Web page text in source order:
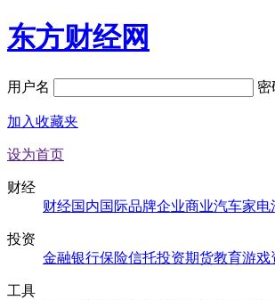
东方财经网
用户名 密
加入收藏夹
设为首页
财经
财经国内国际品牌企业商业汽车家电
投资
金融银行保险信托投资期货教育游戏
工具